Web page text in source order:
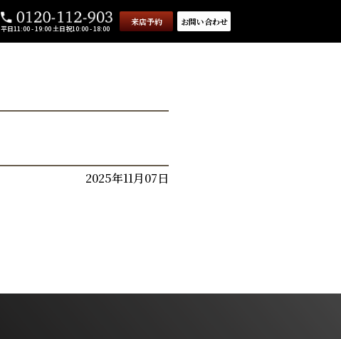
平日11:00 - 19:00 土日祝10:00 - 18:00
来店予約 お問い合わせ
2025年11月07日